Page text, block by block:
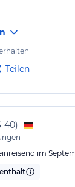
Teilen
40)
im